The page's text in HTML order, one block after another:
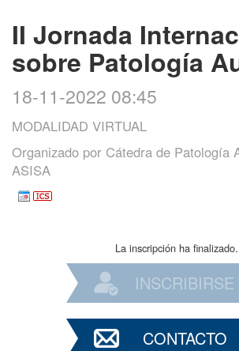
II Jornada
sobre Patología
18-11-2022 08:45
MODALIDAD VIRTUAL
Organizado por Cátedra de Patología
ASISA
La inscripción ha finalizado.
INSCRIBIRSE
CONTACTO